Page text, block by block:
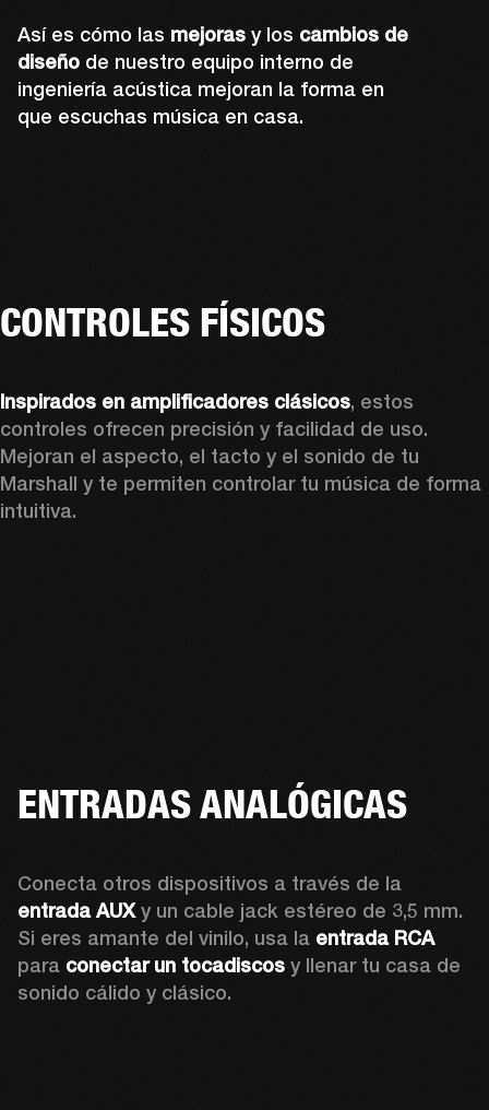
Así es cómo las mejoras y los cambios de
diseño de nuestro equipo interno de
ingeniería acústica mejoran la forma en
que escuchas música en casa.
CONTROLES FÍSICOS
Inspirados en amplificadores clásicos, estos
controles ofrecen precisión y facilidad de uso.
Mejoran el aspecto, el tacto y el sonido de tu
Marshall y te permiten controlar tu música de forma
intuitiva.
ENTRADAS ANALÓGICAS
entrada AUX y un cable jack estéreo de 3,5 mm.
Si eres amante del vinilo, usa la entrada RCA
para conectar un tocadiscos y llenar tu casa de
sonido cálido y clásico.